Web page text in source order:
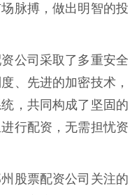
脉搏，做出明智的投
公司采取了多重安全
、先进的加密技术，
，共同构成了坚固的
行配资，无需担忧资
股票配资公司关注的